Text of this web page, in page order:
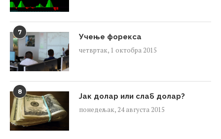
7
Учење форекса
четвртак, 1 октобра 2015
8
Јак долар или слаб долар?
понедељак, 24 августа 2015